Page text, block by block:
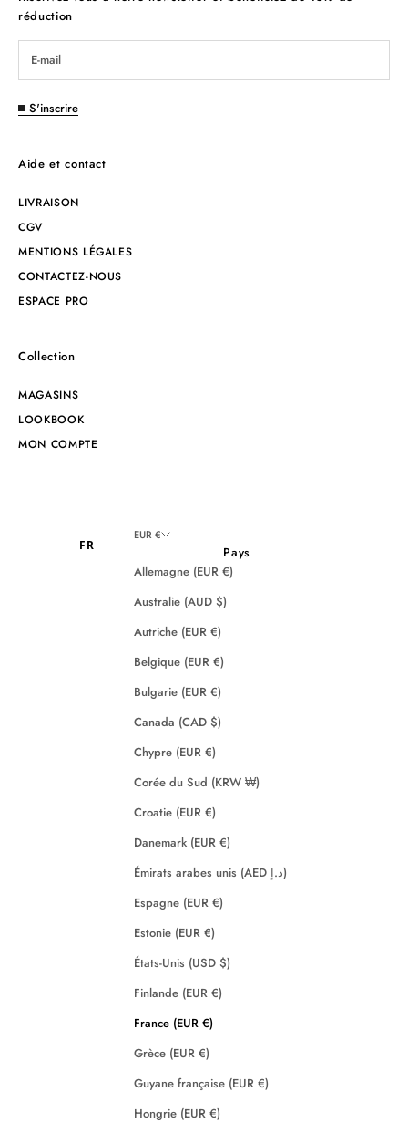
réduction
S'inscrire
Aide et contact
LIVRAISON
CGV
MENTIONS LÉGALES
CONTACTEZ-NOUS
ESPACE PRO
Collection
MAGASINS
LOOKBOOK
MON COMPTE
FR
EUR €
Pays
Allemagne (EUR €)
Australie (AUD $)
Autriche (EUR €)
Belgique (EUR €)
Bulgarie (EUR €)
Canada (CAD $)
Chypre (EUR €)
Corée du Sud (KRW ₩)
Croatie (EUR €)
Danemark (EUR €)
Émirats arabes unis (AED د.إ)
Espagne (EUR €)
Estonie (EUR €)
États-Unis (USD $)
Finlande (EUR €)
France (EUR €)
Grèce (EUR €)
Guyane française (EUR €)
Hongrie (EUR €)